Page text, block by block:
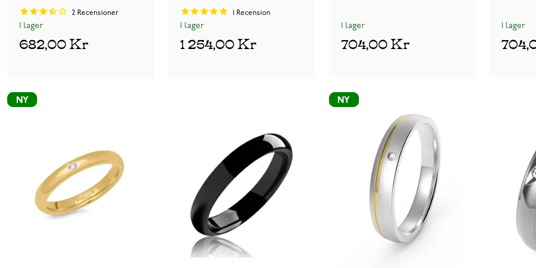
2 Recensioner
I lager
682,00 Kr
Recension
I lager
1 254,00 Kr
I lager
704,00 Kr
I lager
NY
NY NY
NY